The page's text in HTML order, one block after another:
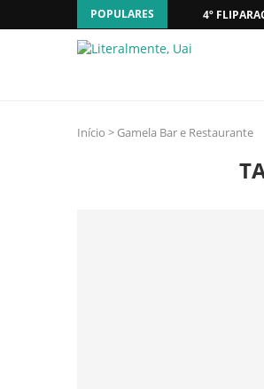
POPULARES 4º
Início > Gamela Bar e Restaurante